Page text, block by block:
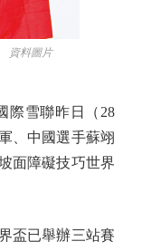
資料圖片
雪聯昨日（28
、中國選手蘇翊
面障礙技巧世界
盃已舉辦三站賽